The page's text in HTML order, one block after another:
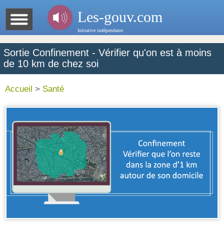
Les-gouv.com
Initiative indépendante
Sortie Confinement - Vérifier qu'on est à moins
de 10 km de chez soi
Accueil > Santé